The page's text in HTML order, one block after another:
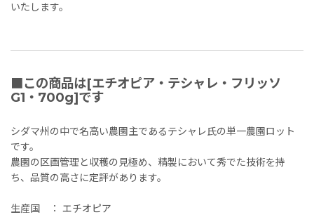
いたします。
■この商品は[エチオピア・テシャレ・フリッソ
G1・700g]です
シダマ州の中で名高い農園主であるテシャレ氏の単一農園ロット
です。
農園の区画管理と収穫の見極め、精製において秀でた技術を持
ち、品質の高さに定評があります。
生産国 ： エチオピア